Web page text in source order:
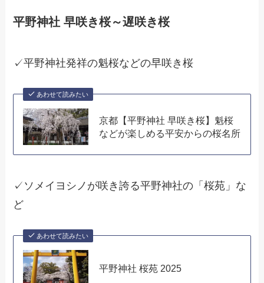
平野神社 早咲き桜～遅咲き桜
✓平野神社発祥の魁桜などの早咲き桜
あわせて読みたい
京都【平野神社 早咲き桜】魁桜
などが楽しめる平安からの桜名所
✓ソメイヨシノが咲き誇る平野神社の「桜苑」な
ど
あわせて読みたい
平野神社 桜苑 2025